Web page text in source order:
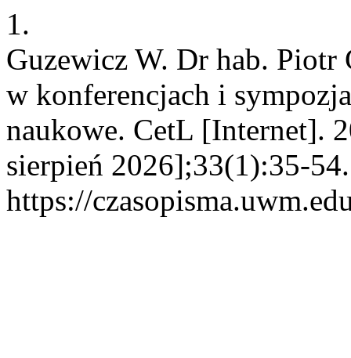
1.
Guzewicz W. Dr hab.
w konferencjach i
naukowe. CetL [Internet].
sierpień 2026];33(1):35-
https://